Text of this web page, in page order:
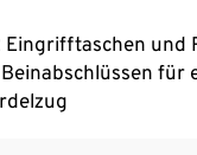
und
für